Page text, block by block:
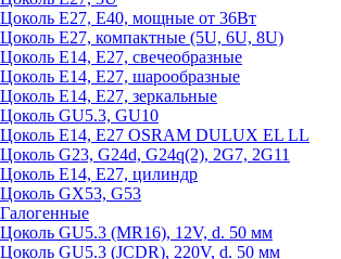
Цоколь Е27, Е40, мощные от 36Вт
Цоколь Е27, компактные (5U, 6U, 8U)
Цоколь Е14, Е27, свечеобразные
Цоколь Е14, Е27, шарообразные
Цоколь Е14, Е27, зеркальные
Цоколь GU5.3, GU10
Цоколь Е14, Е27 OSRAM DULUX EL LL
Цоколь G23, G24d, G24q(2), 2G7, 2G11
Цоколь Е14, Е27, цилиндр
Цоколь GX53, G53
Галогенные
Цоколь GU5.3 (MR16), 12V, d. 50 мм
Цоколь GU5.3 (JCDR), 220V, d. 50 мм